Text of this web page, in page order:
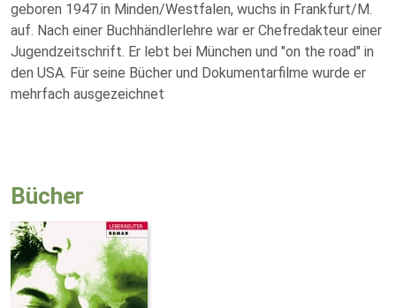
geboren 1947 in Minden/Westfalen, wuchs in Frankfurt/M.
auf. Nach einer Buchhändlerlehre war er Chefredakteur einer
Jugendzeitschrift. Er lebt bei München und "on the road" in
den USA. Für seine Bücher und Dokumentarfilme wurde er
mehrfach ausgezeichnet
Bücher